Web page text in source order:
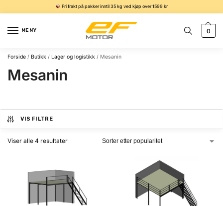
Fri frakt på pakker inntil 35 kg ved kjøp over 1599 kr
MENY 0
Forside / Butikk / Lager og logistikk / Mesanin
Mesanin
VIS FILTRE
Viser alle 4 resultater